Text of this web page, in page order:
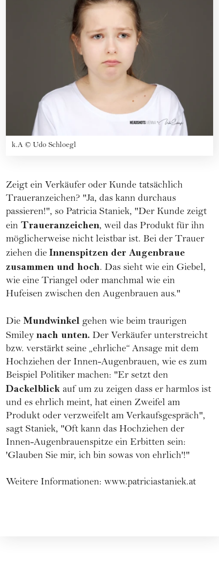
k.A © Udo Schloegl
Zeigt ein Verkäufer oder Kunde tatsächlich
Traueranzeichen? "Ja, das kann durchaus
passieren!", so Patricia Staniek, "Der Kunde zeigt
ein Traueranzeichen, weil das Produkt für ihn
möglicherweise nicht leistbar ist. Bei der Trauer
ziehen die Innenspitzen der Augenbraue
zusammen und hoch. Das sieht wie ein Giebel,
wie eine Triangel oder manchmal wie ein
Hufeisen zwischen den Augenbrauen aus."
Die Mundwinkel gehen wie beim traurigen
Smiley nach unten. Der Verkäufer unterstreicht
bzw. verstärkt seine „ehrliche“ Ansage mit dem
Hochziehen der Innen-Augenbrauen, wie es zum
Beispiel Politiker machen: "Er setzt den
Dackelblick auf um zu zeigen dass er harmlos ist
und es ehrlich meint, hat einen Zweifel am
Produkt oder verzweifelt am Verkaufsgespräch",
sagt Staniek, "Oft kann das Hochziehen der
Innen-Augenbrauenspitze ein Erbitten sein:
'Glauben Sie mir, ich bin sowas von ehrlich'!"
Weitere Informationen: www.patriciastaniek.at